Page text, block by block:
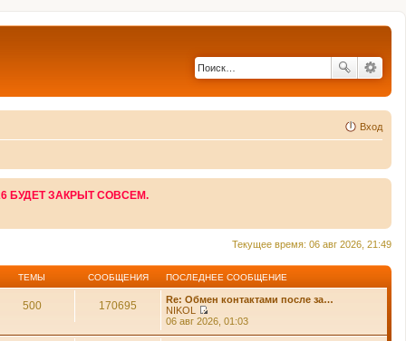
Вход
БУДЕТ ЗАКРЫТ СОВСЕМ.
Текущее время: 06 авг 2026, 21:49
ТЕМЫ СООБЩЕНИЯ ПОСЛЕДНЕЕ СООБЩЕНИЕ
500 170695
Re: Обмен контактами после за…
NIKOL
П
06 авг 2026, 01:03